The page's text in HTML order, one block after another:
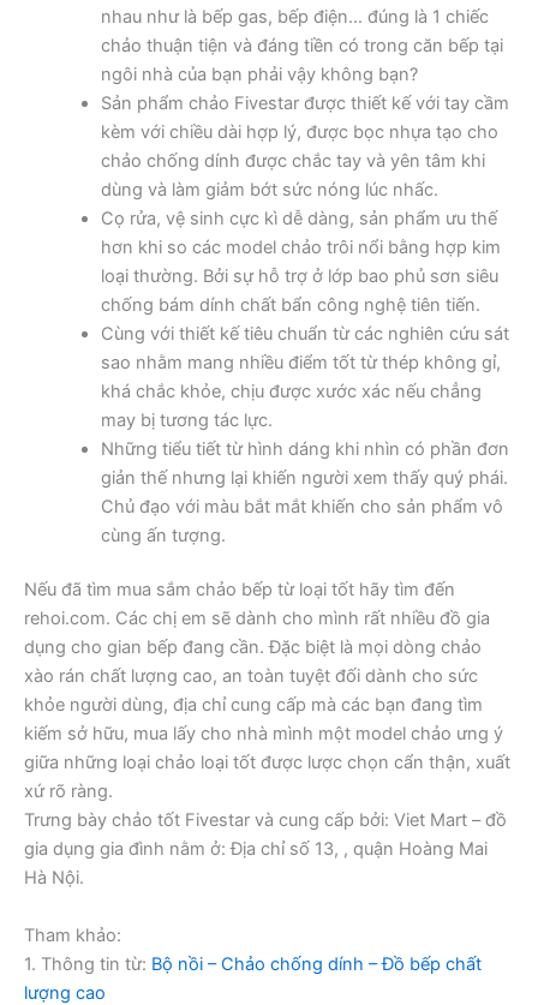
nhau như là bếp gas, bếp điện… đúng là 1 chiếc
chảo thuận tiện và đáng tiền có trong căn bếp tại
ngôi nhà của bạn phải vậy không bạn?
Sản phẩm chảo Fivestar được thiết kế với tay cầm
kèm với chiều dài hợp lý, được bọc nhựa tạo cho
chảo chống dính được chắc tay và yên tâm khi
dùng và làm giảm bớt sức nóng lúc nhấc.
Cọ rửa, vệ sinh cực kì dễ dàng, sản phẩm ưu thế
hơn khi so các model chảo trôi nổi bằng hợp kim
loại thường. Bởi sự hỗ trợ ở lớp bao phủ sơn siêu
chống bám dính chất bẩn công nghệ tiên tiến.
Cùng với thiết kế tiêu chuẩn từ các nghiên cứu sát
sao nhằm mang nhiều điểm tốt từ thép không gỉ,
khá chắc khỏe, chịu được xước xác nếu chẳng
may bị tương tác lực.
Những tiểu tiết từ hình dáng khi nhìn có phần đơn
giản thế nhưng lại khiến người xem thấy quý phái.
Chủ đạo với màu bắt mắt khiến cho sản phẩm vô
cùng ấn tượng.
Nếu đã tìm mua sắm chảo bếp từ loại tốt hãy tìm đến
rehoi.com. Các chị em sẽ dành cho mình rất nhiều đồ gia
dụng cho gian bếp đang cần. Đặc biệt là mọi dòng chảo
xào rán chất lượng cao, an toàn tuyệt đối dành cho sức
khỏe người dùng, địa chỉ cung cấp mà các bạn đang tìm
kiếm sở hữu, mua lấy cho nhà mình một model chảo ưng ý
giữa những loại chảo loại tốt được lược chọn cẩn thận, xuất
xứ rõ ràng.
Trưng bày chảo tốt Fivestar và cung cấp bởi: Viet Mart – đồ
gia dụng gia đình nằm ở: Địa chỉ số 13, , quận Hoàng Mai
Hà Nội.
Tham khảo:
1. Thông tin từ: Bộ nồi – Chảo chống dính – Đồ bếp chất
lượng cao